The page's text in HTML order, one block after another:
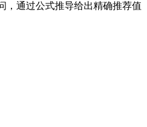
，通过公式推导给出精确推荐值